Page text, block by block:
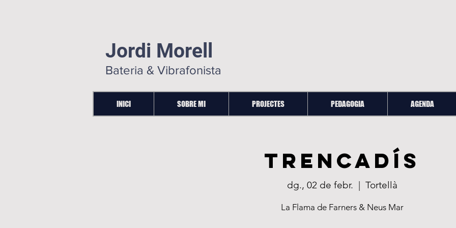
Jordi Morell
Bateria & Vibrafonista
INICI SOBRE MI PROJECTES PEDAGOGIA AGENDA
Trencadís
dg., 02 de febr.
  |
Tortellà
La Flama de Farners & Neus Mar